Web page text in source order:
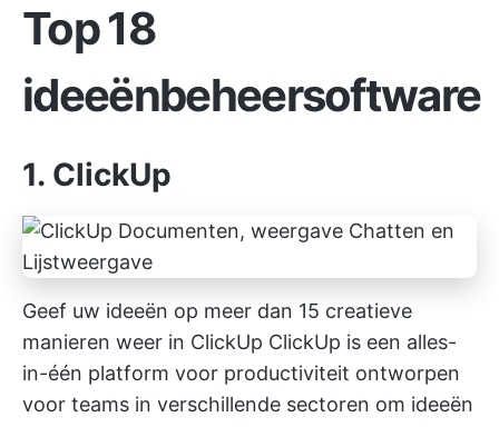
Top 18
ideeënbeheersoftware
1. ClickUp
Geef uw ideeën op meer dan 15 creatieve
manieren weer in ClickUp ClickUp is een alles-
in-één platform voor productiviteit ontworpen
voor teams in verschillende sectoren om ideeën